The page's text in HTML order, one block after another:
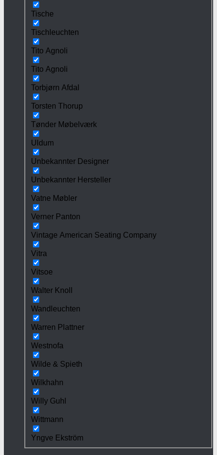
Tische
Tischleuchten
Tito Agnoli
Tito Agnoli
Torbjørn Afdal
Torsten Thorup
Tønder Møbelværk
Uldum
Unbekannter Designer
Unbekannter Hersteller
Vatne Møbler
Verner Panton
Vintage American Seating Company
Vitra
Vitsoe
Walter Knoll
Wandleuchten
Warren Plattner
Westnofa
Wilde & Spieth
Wilkhahn
Willy Guhl
Wittmann
Yngve Ekström